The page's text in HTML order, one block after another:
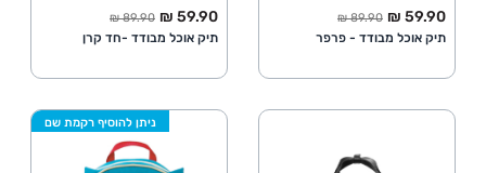
החל מ
59.90 ₪ מחיר מלא
89.90 ₪
תיק אוכל מבודד - פרפר
החל מ
59.90 ₪ מחיר מלא
89.90 ₪
תיק אוכל מבודד -חד קרן
ניתן להוסיף רקמת שם